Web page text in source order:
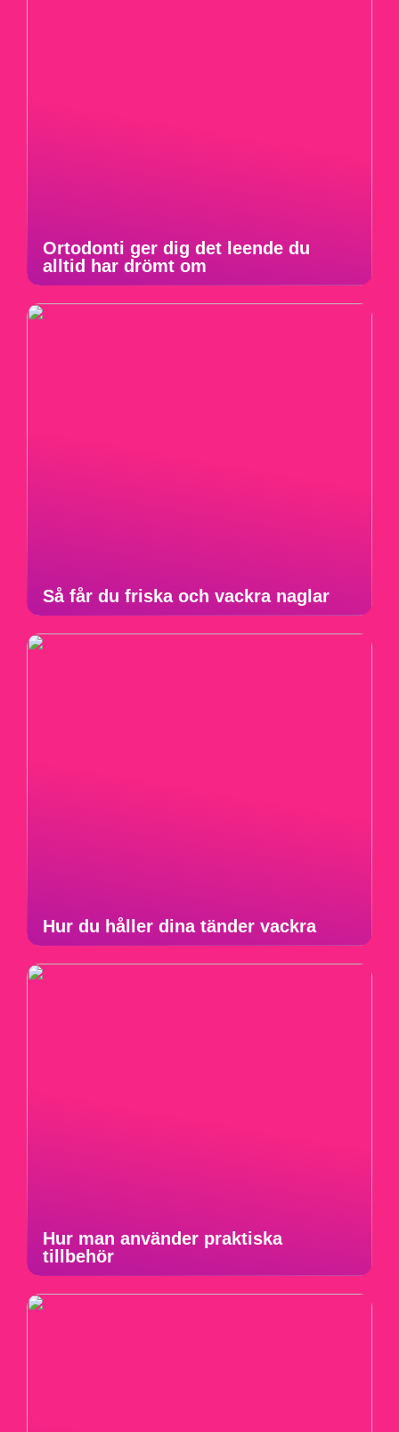
Ortodonti ger dig det leende du
alltid har drömt om
Så får du friska och vackra naglar
Hur du håller dina tänder vackra
Hur man använder praktiska
tillbehör